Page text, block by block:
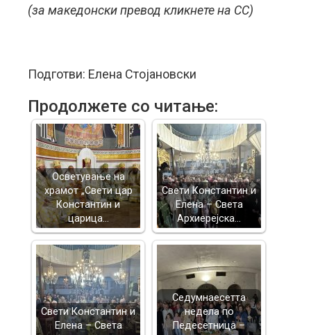
(за македонски превод кликнете на CC)
Подготви: Елена Стојановски
Продолжете со читање:
Осветување на
храмот „Свети цар
Константин и
царица…
Свети Константин и
Елена – Света
Архиерејска…
Свети Константин и
Елена – Света
Седумнаесетта
недела по
Педесетница –